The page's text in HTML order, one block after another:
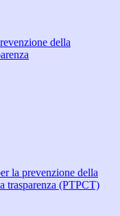
della
la prevenzione della
trasparenza (PTPCT)